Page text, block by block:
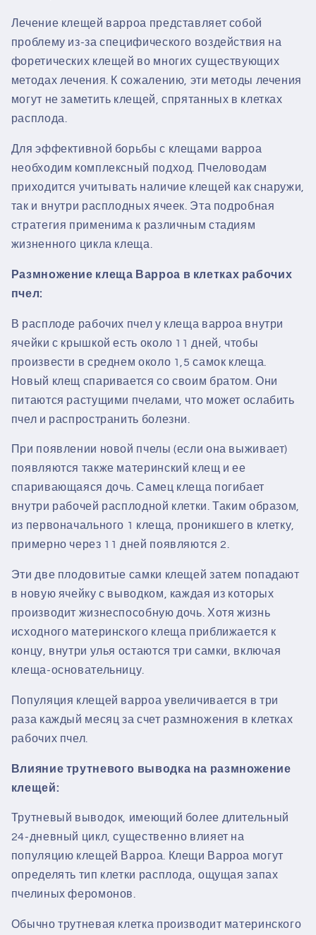
Лечение клещей варроа представляет собой
проблему из-за специфического воздействия на
форетических клещей во многих существующих
методах лечения. К сожалению, эти методы лечения
могут не заметить клещей, спрятанных в клетках
расплода.
Для эффективной борьбы с клещами варроа
необходим комплексный подход. Пчеловодам
приходится учитывать наличие клещей как снаружи,
так и внутри расплодных ячеек. Эта подробная
стратегия применима к различным стадиям
жизненного цикла клеща.
Размножение клеща Варроа в клетках рабочих
пчел:
В расплоде рабочих пчел у клеща варроа внутри
ячейки с крышкой есть около 11 дней, чтобы
произвести в среднем около 1,5 самок клеща.
Новый клещ спаривается со своим братом. Они
питаются растущими пчелами, что может ослабить
пчел и распространить болезни.
При появлении новой пчелы (если она выживает)
появляются также материнский клещ и ее
спаривающаяся дочь. Самец клеща погибает
внутри рабочей расплодной клетки. Таким образом,
из первоначального 1 клеща, проникшего в клетку,
примерно через 11 дней появляются 2.
Эти две плодовитые самки клещей затем попадают
в новую ячейку с выводком, каждая из которых
производит жизнеспособную дочь. Хотя жизнь
исходного материнского клеща приближается к
концу, внутри улья остаются три самки, включая
клеща-основательницу.
Популяция клещей варроа увеличивается в три
раза каждый месяц за счет размножения в клетках
рабочих пчел.
Влияние трутневого выводка на размножение
клещей:
Трутневый выводок, имеющий более длительный
24-дневный цикл, существенно влияет на
популяцию клещей Варроа. Клещи Варроа могут
определять тип клетки расплода, ощущая запах
пчелиных феромонов.
Обычно трутневая клетка производит материнского